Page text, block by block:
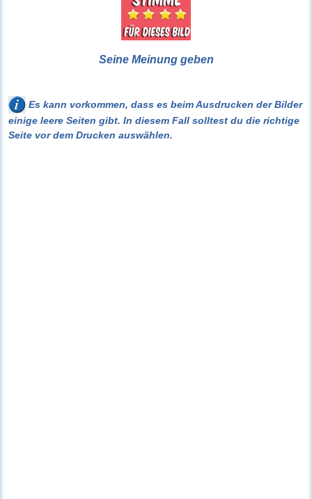
Seine Meinung geben
Es kann vorkommen, dass es beim Ausdrucken der Bilder
einige leere Seiten gibt. In diesem Fall solltest du die richtige
Seite vor dem Drucken auswählen.